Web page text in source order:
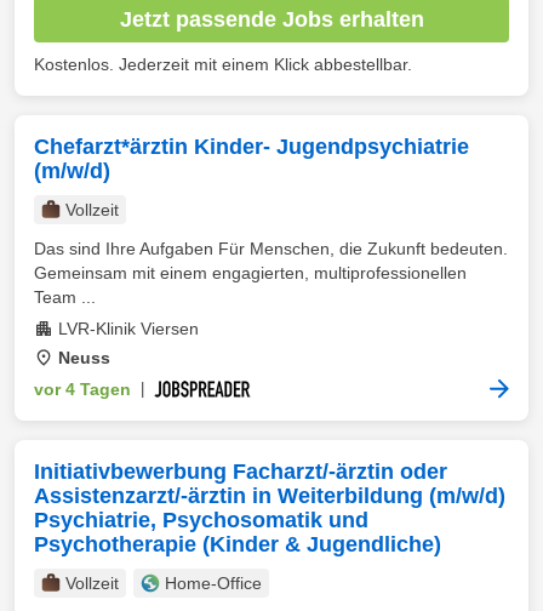
Jetzt passende Jobs erhalten
Kostenlos. Jederzeit mit einem Klick abbestellbar.
Chefarzt*ärztin Kinder- Jugendpsychiatrie
(m/w/d)
Vollzeit
Das sind Ihre Aufgaben Für Menschen, die Zukunft bedeuten.
Gemeinsam mit einem engagierten, multiprofessionellen
Team ...
LVR-Klinik Viersen
Neuss
vor 4 Tagen
Initiativbewerbung Facharzt/-ärztin oder
Assistenzarzt/-ärztin in Weiterbildung (m/w/d)
Psychiatrie, Psychosomatik und
Psychotherapie (Kinder & Jugendliche)
Vollzeit Home-Office